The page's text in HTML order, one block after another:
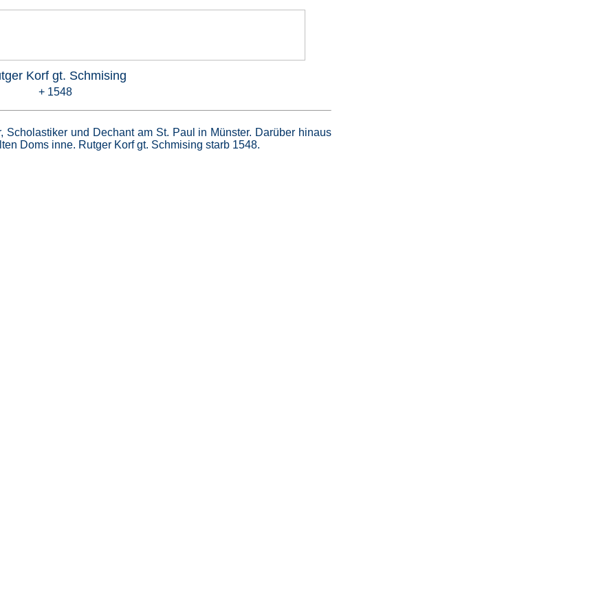
Korf gt. Schmising
+ 1548
Scholastiker und Dechant am St. Paul in Münster. Darüber hinaus
Doms inne. Rutger Korf gt. Schmising starb 1548.